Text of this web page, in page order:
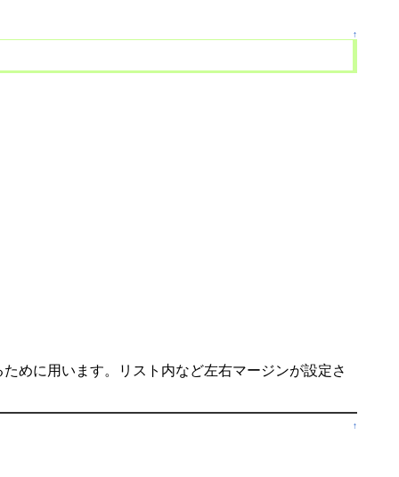
↑
めに用います。リスト内など左右マージンが設定さ
↑